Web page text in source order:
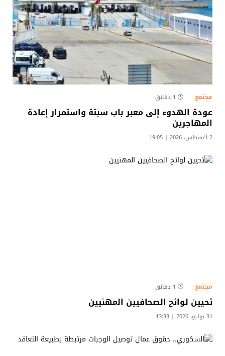
مجتمع 1 دقائق
عودة الهدوء إلى معبر باب سبتة واستمرار إعادة
المهاجرين
2 أغسطس، 2026 | 19:05
مجتمع 1 دقائق
تحيين لوائح الصحافيين المهنيين
31 يوليو، 2026 | 13:33